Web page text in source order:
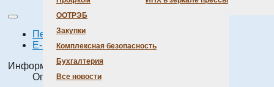
ООТРЭБ
Закупки
Комплексная безопасность
Бухгалтерия
Все новости
Печать
E-mail
Информация о материале
Опубликовано: 27 мая 2026